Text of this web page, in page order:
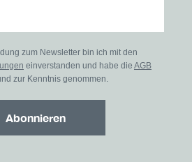
zum Newsletter bin ich mit den
einverstanden und habe die AGB
zur Kenntnis genommen.
Abonnieren